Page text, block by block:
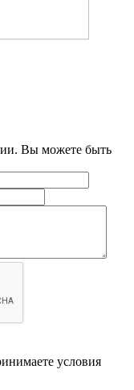
Вы можете быть
условия